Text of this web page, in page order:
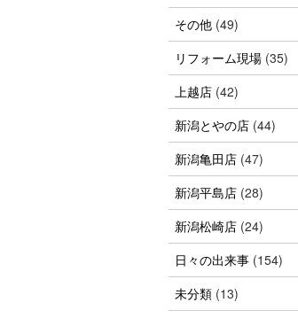
その他(49)
リフォーム現場(35)
上越店(42)
新潟とやの店(44)
新潟亀田店(47)
新潟平島店(28)
新潟松崎店(24)
日々の出来事(154)
未分類(13)